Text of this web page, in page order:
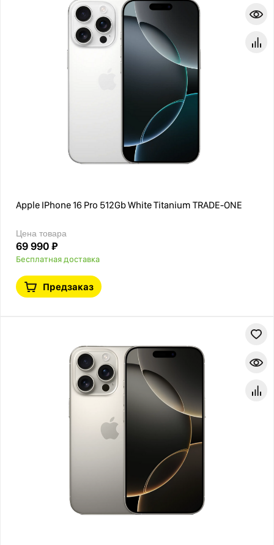
Apple IPhone 16 Pro 512Gb White Titanium TRADE-ONE
Цена товара
69 990 ₽
Бесплатная доставка
Предзаказ